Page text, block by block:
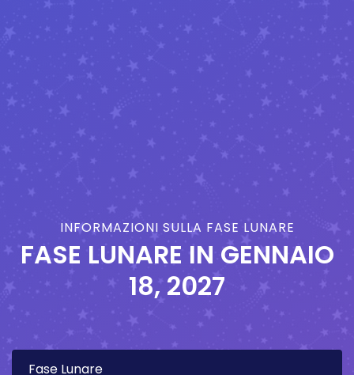
INFORMAZIONI SULLA FASE LUNARE
FASE LUNARE IN GENNAIO
18, 2027
Fase Lunare